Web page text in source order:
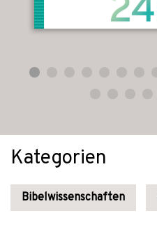
Kategorien
Bibelwissenschaften